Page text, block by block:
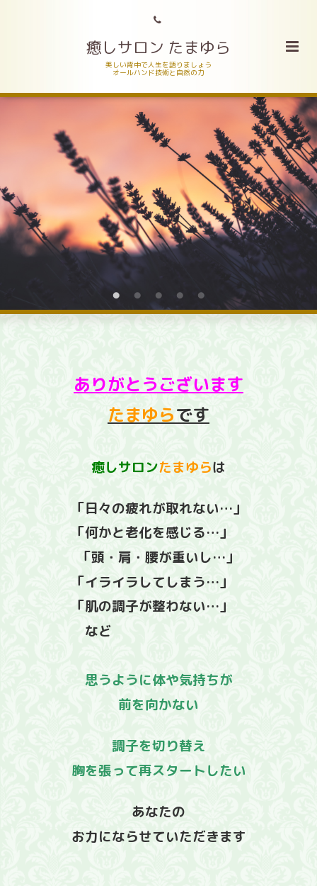
癒しサロン たまゆら
美しい背中で人生を語りましょう
オールハンド技術と自然の力
ありがとうございます
たまゆらです
癒しサロンたまゆらは
「日々の疲れが取れない…」
「何かと老化を感じる…」
「頭・肩・腰が重いし…」
「イライラしてしまう…」
「肌の調子が整わない…」
など
思うように体や気持ちが
前を向かない
調子を切り替え
胸を張って再スタートしたい
あなたの
お力にならせていただきます